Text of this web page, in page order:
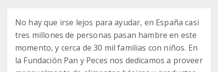
No hay que irse lejos para ayudar, en España casi
tres millones de personas pasan hambre en este
momento, y cerca de 30 mil familias con niños. En
la Fundación Pan y Peces nos dedicamos a proveer